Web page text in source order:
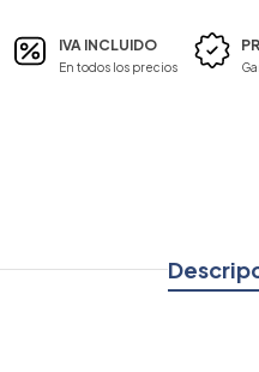
IVA INCLUIDO
En todos los precios